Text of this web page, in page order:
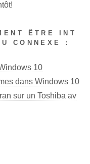
ÊTRE INT
CONNEXE :
10
dans Windows 10
sur un Toshiba av